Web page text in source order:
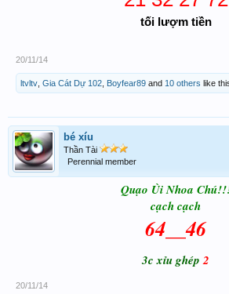
tối lượm tiền
20/11/14
ltvltv Gia Cát Dự 102 Boyfear89 and 10 others like
bé xíu
Thần Tài
Perennial member
Quạo Ùi Nhoa
cạch cạch
64__46
3c xỉu ghép2
20/11/14